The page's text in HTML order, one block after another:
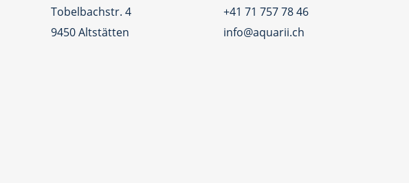
Tobelbachstr. 4
9450 Altstätten
+41 71 757 78 46
info@aquarii.ch